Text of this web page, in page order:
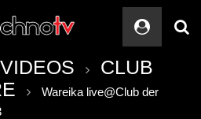
VIDEOS
CLUB
Wareika live@Club der